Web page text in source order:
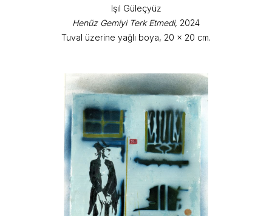
Işıl Güleçyüz
Henüz Gemiyi Terk Etmedi, 2024
Tuval üzerine yağlı boya, 20 x 20 cm.